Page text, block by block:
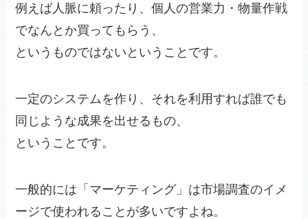
例えば人脈に頼ったり、個人の営業力・物量作戦
でなんとか買ってもらう、
というものではないということです。
一定のシステムを作り、それを利用すれば誰でも
同じような成果を出せるもの、
ということです。
一般的には「マーケティング」は市場調査のイメ
ージで使われることが多いですよね。